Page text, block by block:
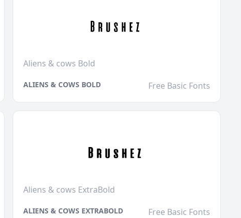
Aliens & cows Bold
ALIENS & COWS BOLD Free Basic Fonts
Aliens & cows ExtraBold
ALIENS & COWS EXTRABOLD Free Basic Fonts